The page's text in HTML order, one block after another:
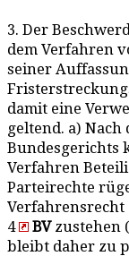
3. Der
dem Verfahren
seiner
damit eine
geltend. a)
Bundesgerichts
Verfahren
Parteirechte
4
BVzustehen
bleibt daher zu